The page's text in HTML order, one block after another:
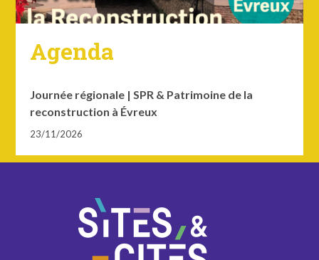
Agenda
Journée régionale | SPR & Patrimoine de la
reconstruction à Évreux
23/11/2026